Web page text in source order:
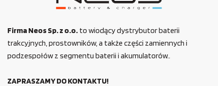
Firma Neos Sp. z o.o. to wiodący dystrybutor baterii
trakcyjnych, prostowników, a także części zamiennych i
podzespołów z segmentu baterii i akumulatorów..
ZAPRASZAMY DO KONTAKTU!